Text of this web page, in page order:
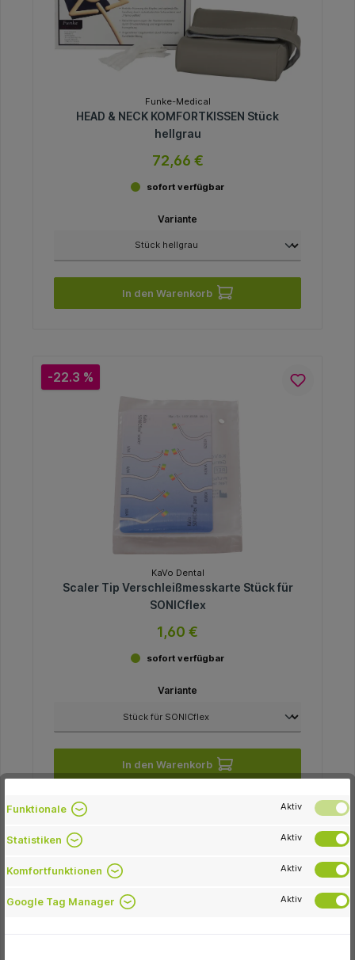
Funke-Medical
HEAD & NECK KOMFORTKISSEN Stück
hellgrau
72,66 €
sofort verfügbar
Variante
In den Warenkorb
-22.3 %
KaVo Dental
Scaler Tip Verschleißmesskarte Stück für
SONICflex
1,60 €
sofort verfügbar
Variante
In den Warenkorb
-24.1 %
Funktionale Aktiv
Statistiken Aktiv
Komfortfunktionen Aktiv
Google Tag Manager Aktiv